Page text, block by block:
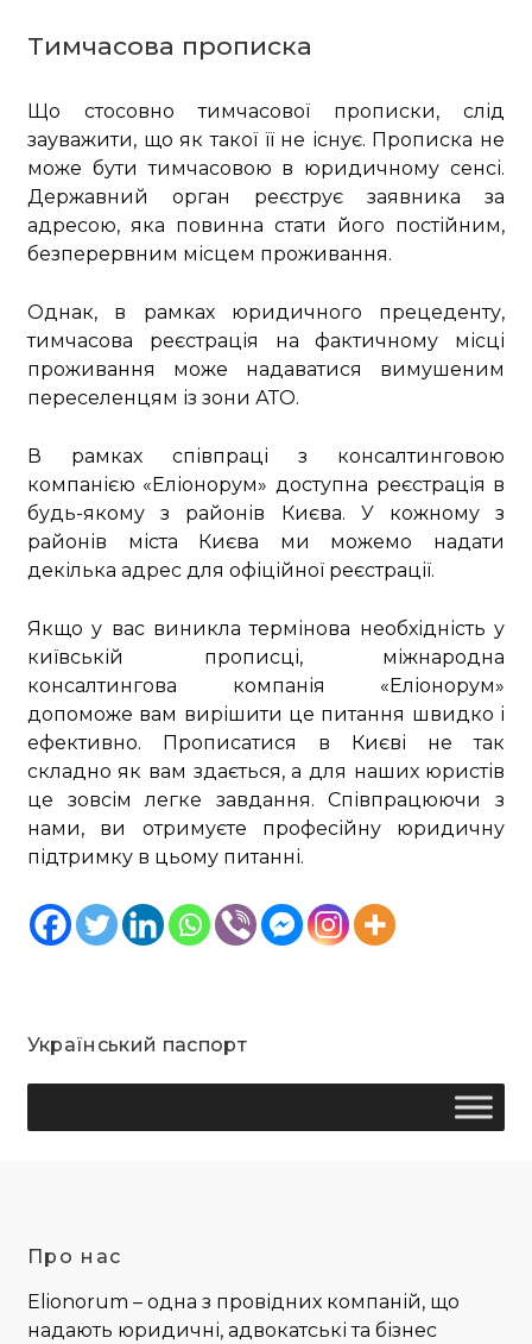
Тимчасова прописка
Що стосовно тимчасової прописки, слід
зауважити, що як такої її не існує. Прописка не
може бути тимчасовою в юридичному сенсі.
Державний орган реєструє заявника за
адресою, яка повинна стати його постійним,
безперервним місцем проживання.
Однак, в рамках юридичного прецеденту,
тимчасова реєстрація на фактичному місці
проживання може надаватися вимушеним
переселенцям із зони АТО.
В рамках співпраці з консалтинговою
компанією «Еліонорум» доступна реєстрація в
будь-якому з районів Києва. У кожному з
районів міста Києва ми можемо надати
декілька адрес для офіційної реєстрації.
Якщо у вас виникла термінова необхідність у
київській прописці, міжнародна
консалтингова компанія «Еліонорум»
допоможе вам вирішити це питання швидко і
ефективно. Прописатися в Києві не так
складно як вам здається, а для наших юристів
це зовсім легке завдання. Співпрацюючи з
нами, ви отримуєте професійну юридичну
підтримку в цьому питанні.
Український паспорт
Про нас
Elionorum – одна з провідних компаній, що
надають юридичні, адвокатські та бізнес